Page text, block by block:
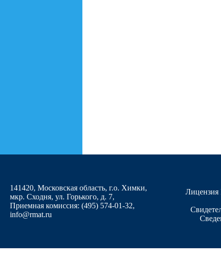
141420, Московская область, г.о. Химки,
мкр. Сходня, ул. Горького, д. 7,
Приемная комиссия: (495) 574-01-32,
info@rmat.ru
Лицензия